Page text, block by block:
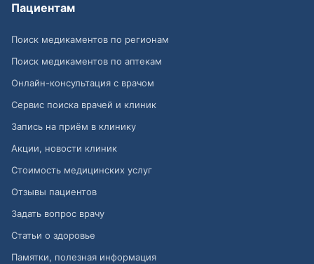
Пациентам
Поиск медикаментов по регионам
Поиск медикаментов по аптекам
Онлайн-консультация с врачом
Сервис поиска врачей и клиник
Запись на приём в клинику
Акции, новости клиник
Стоимость медицинских услуг
Отзывы пациентов
Задать вопрос врачу
Статьи о здоровье
Памятки, полезная информация